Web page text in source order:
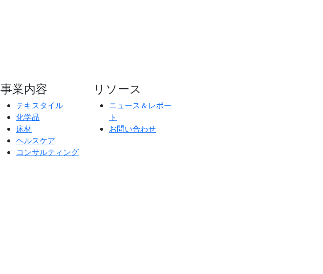
事業内容
テキスタイル
化学品
床材
ヘルスケア
コンサルティング
リソース
ニュース＆レポー
ト
お問い合わせ